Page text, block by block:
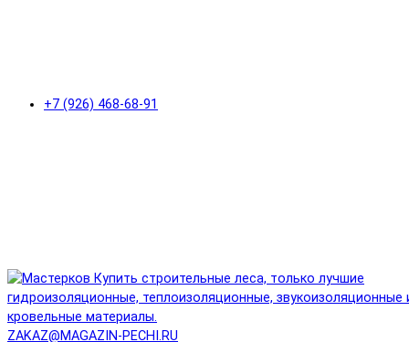
+7 (926) 468-68-91
ZAKAZ@MAGAZIN-PECHI.RU